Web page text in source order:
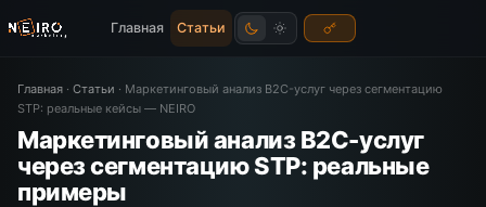
Главная Статьи
Главная · Статьи · Маркетинговый анализ B2C-услуг через сегментацию
STP: реальные кейсы — NEIRO
Маркетинговый анализ B2C-услуг
через сегментацию STP: реальные
примеры